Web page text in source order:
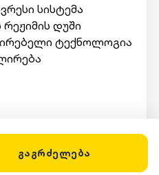
სისტემა
დუში
ტექნოლოგია
გაგრძელება